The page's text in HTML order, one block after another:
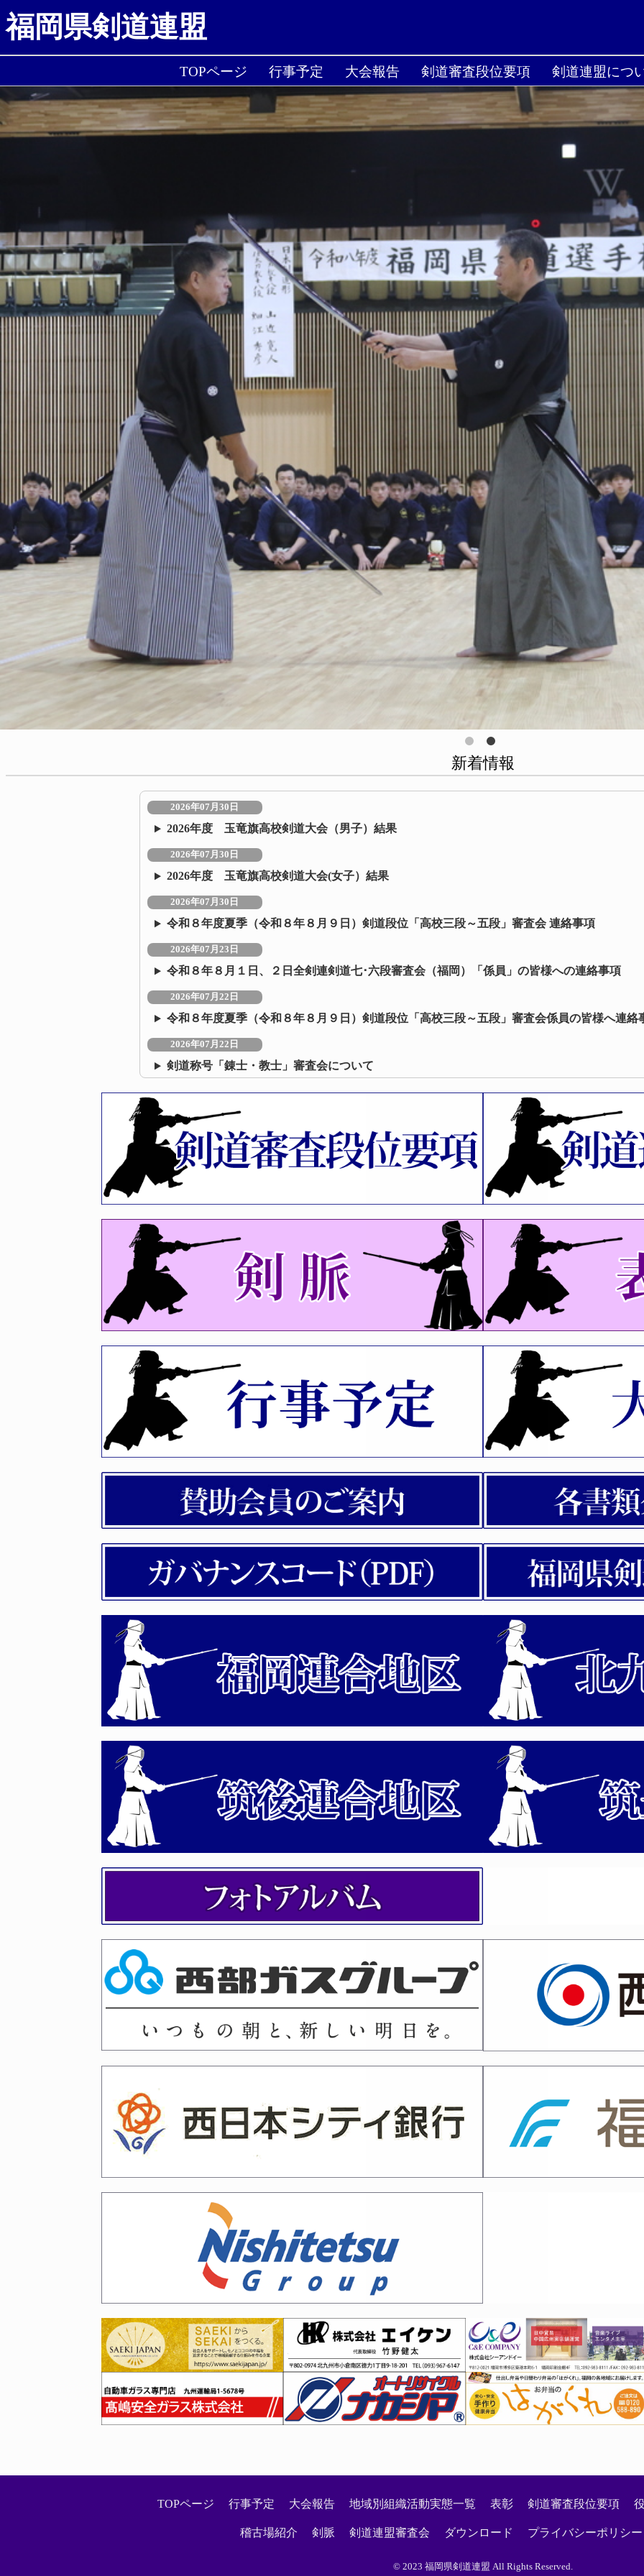
福岡県剣道連盟
TOPページ 行事予定 大会報告 剣道審査段位要項 剣道連盟につ
新着情報
2026年07月30日
2026年度 玉竜旗高校剣道大会（男子）結果
2026年07月30日
2026年度 玉竜旗高校剣道大会(女子）結果
2026年07月30日
令和８年度夏季（令和８年８月９日）剣道段位「高校三段～五段」審査会 連絡事項
2026年07月23日
令和８年８月１日、２日全剣連剣道七･六段審査会（福岡）「係員」の皆様への連絡事項
2026年07月22日
令和８年度夏季（令和８年８月９日）剣道段位「高校三段～五段」審査会係員の皆様へ連絡
2026年07月22日
剣道称号「錬士・教士」審査会について
2026年07月09日
令和８年度 福岡県剣道講習会（指導法）について（再）
2026年07月08日
令和8年度 剣道夏季段位審査会（福岡六・七、愛知八段） 受審者全剣連番号および八段審査
2026年06月22日
令和8年度福岡県剣道選手権大会、第74回全日本剣道選手権大会県予選結果について
第44回福岡県女子剣道選手権大会、第65回全日本女子剣道選手権大会県予選 結果について
2026年06月10日
令和８年度福岡県剣道選手権大会及び福岡県女子剣道選手権大会の「係員」へ連絡事項につ
2026年06月04日
令和8年度夏季段位審査会（高校三段～五段）開催案内
2026年05月21日
剣道称号（教士・錬士）認定講習会
2026年05月19日
剣道七・六段審査会｢福岡県｣・｢宮城県｣、剣道八段審査会「愛知県」の実施について
2026年04月27日
選手権福岡予選について
2026年04月21日
令和8年度 剣道春季段位審査会（京都六・七・八段、愛知六・七） 受審者全剣連番号一覧
2026年04月21日
剣脈31号（令和8年3月発行）を掲載いたしました。※PDF
2026年04月14日
2026年04月11日
令和8年度国民スポーツ大会・西日本各県対抗剣道大会選手候補選考会 「係員」への連絡
第163回 全剣連 社会体育指導員（初級）養成講習会 開催案内
令和８年度 福岡県剣道講習会（審判法）の開催について
2026年04月02日
令和８年度 第５６回福岡県剣道連盟「武道祭」の「係員」へ連絡事項について
2026年03月27日
剣道八段審査会 受審者の受付時間について
2026年03月04日
令和８年度 剣道伝達講習会の開催について
令和8年度国民スポーツ大会・西日本各県対抗剣道大会選手候補選考会実施について
2026年03月02日
2026年02月13日
福岡六段・七段審査会、山梨六段審査会 受審者の皆様へ
2026年02月10日
令和８年２月２８日、３月１日 六段・七段審査会（福岡）係員の皆様へのご連絡
令和8年春 剣道段位（六段～八段）審査会について
2026年01月29日
令和７年度冬季（令和８年２月８日）剣道段位「高校三段～五段」審査会受審者の皆様へ
2026年01月27日
令和８年２月～３月六段・七段審査会 見学者の登録について
2026年01月23日
映画館だよ全員集合！剣道まつり！
2026年01月22日
剣道称号「錬士・教士」審査会について
2026年01月20日
TOPページ 行事予定 大会報告 地域別組織活動実態一覧 表彰 剣道審査段位要項
稽古場紹介 剣脈 剣道連盟審査会 ダウンロード プライバシーポリシー
© 2023 福岡県剣道連盟 All Rights Reserved.